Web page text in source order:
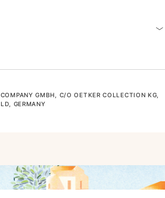
GMBH, C/O OETKER COLLECTION KG,
GERMANY